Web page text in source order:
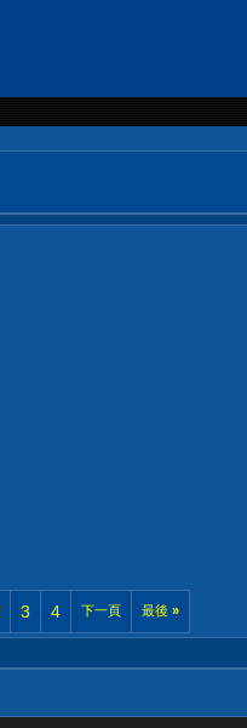
3 4 下一頁 最後 »